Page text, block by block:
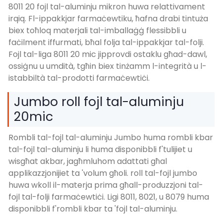
8011 20 fojl tal-aluminju mikron huwa relattivament
irqiq. Fl-ippakkjar farmaċewtiku, ħafna drabi tintuża
biex toħloq materjali tal-imballaġġ flessibbli u
faċilment iffurmati, bħal folja tal-ippakkjar tal-folji.
Fojl tal-liga 8011 20 mic jipprovdi ostaklu għad-dawl,
ossiġnu u umdità, tgħin biex tinżamm l-integrità u l-
istabbiltà tal-prodotti farmaċewtiċi.
Jumbo roll fojl tal-aluminju
20mic
Rombli tal-fojl tal-aluminju Jumbo huma rombli kbar
tal-fojl tal-aluminju li huma disponibbli f'tulijiet u
wisgħat akbar, jagħmluhom adattati għal
applikazzjonijiet ta 'volum għoli. roll tal-fojl jumbo
huwa wkoll il-materja prima għall-produzzjoni tal-
fojl tal-folji farmaċewtiċi. Ligi 8011, 8021, u 8079 huma
disponibbli f'rombli kbar ta 'fojl tal-aluminju.